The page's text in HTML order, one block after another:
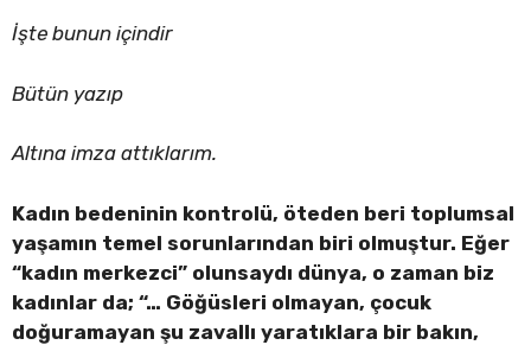
İşte bunun içindir
Bütün yazıp
Altına imza attıklarım.
Kadın bedeninin kontrolü, öteden beri toplumsal
yaşamın temel sorunlarından biri olmuştur. Eğer
“kadın merkezci” olunsaydı dünya, o zaman biz
kadınlar da; “… Göğüsleri olmayan, çocuk
doğuramayan şu zavallı yaratıklara bir bakın,